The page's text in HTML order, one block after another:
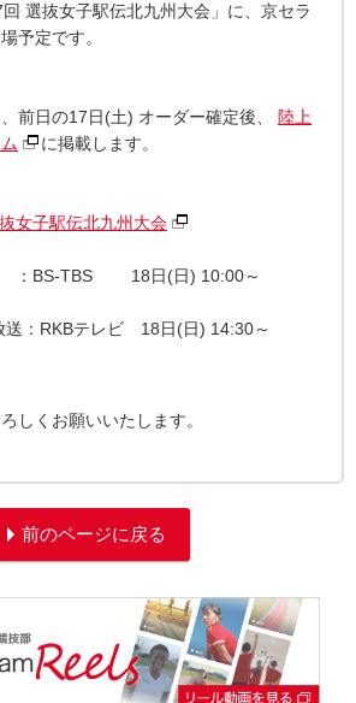
選抜女子駅伝北九州大会」に、京セラ
予定です。
前日の17日(土) オーダー確定後、 陸上
に掲載します。
女子駅伝北九州大会
：BS-TBS 18日(日) 10:00～
テレビ 18日(日) 14:30～
しくお願いいたします。
前のページに戻る